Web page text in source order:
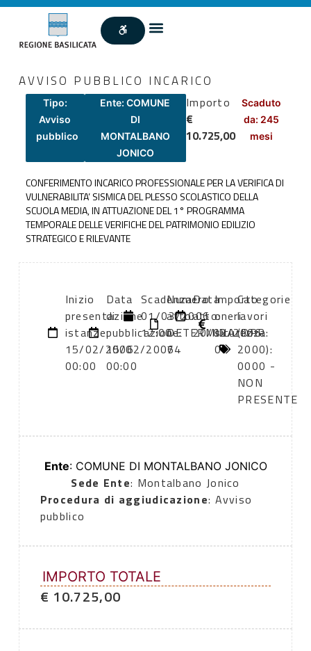
AVVISO PUBBLICO INCARICO
Tipo:
Avviso
pubblico
Ente: COMUNE
DI
MONTALBANO
JONICO
Importo
€
10.725,00
Scaduto
da: 245
mesi
CONFERIMENTO INCARICO PROFESSIONALE PER LA VERIFICA DI
VULNERABILITA’ SISMICA DEL PLESSO SCOLASTICO DELLA
SCUOLA MEDIA, IN ATTUAZIONE DEL 1° PROGRAMMA
TEMPORALE DELLE VERIFICHE DEL PATRIMONIO EDILIZIO
STRATEGICO E RILEVANTE
Inizio
presentazione
istanze:
15/02/2006
00:00
Data
di
pubblicazione:
15/02/2006
00:00
Scadenza:
01/03/2006
12:00
Numero
atto:
DETERMINA
74
Data
atto:
20/02/2006
Importo
oneri
sicurezza:
0
Categorie
lavori
(DPR
2000):
0000 -
NON
PRESENTE
Ente: COMUNE DI MONTALBANO JONICO
Sede Ente: Montalbano Jonico
Procedura di aggiudicazione: Avviso
pubblico
IMPORTO TOTALE
€ 10.725,00